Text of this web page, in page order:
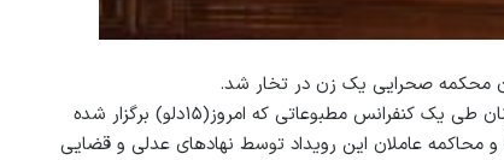
محکمه صحرایی یک زن در تخار شد.
به گزارش خبرگزاری دید، سپوژمی وردک معیین مسلکی و پالیسی وزارت امور زنان طی یک کنفرانس مطبوعاتی که امروز(۱۵دلو) برگزار شده
محاکمه عاملان این رویداد توسط نهادهای عدلی و قضایی